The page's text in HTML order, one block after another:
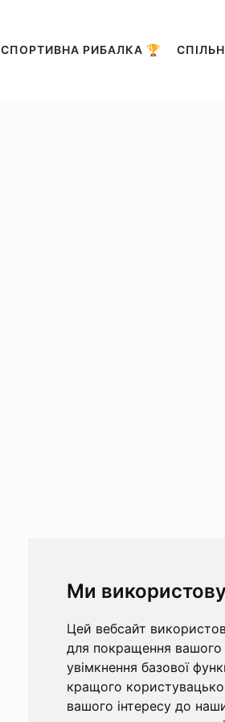
Ми
Цей вебсайт
для покращення вашого
увімкнення базової
кращого
вашого інтересу до
СПОРТИВНА РИБАЛКА 🏆